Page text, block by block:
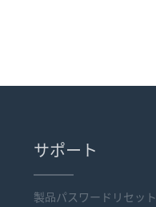
サポート
製品パスワードリセット